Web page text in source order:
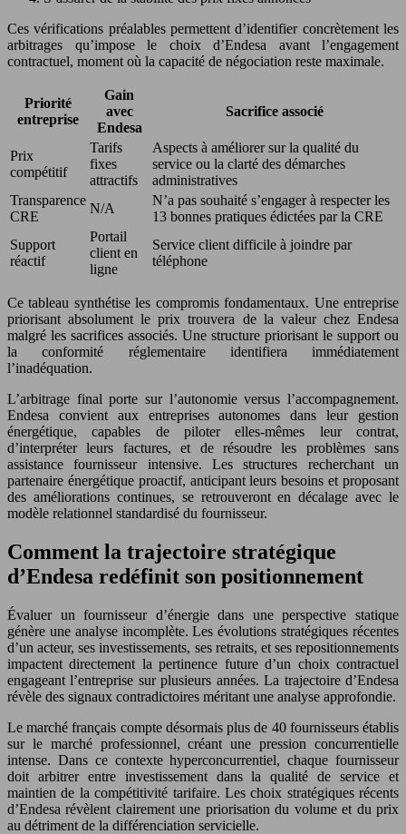
Ces vérifications préalables permettent d’identifier concrètement les
arbitrages qu’impose le choix d’Endesa avant l’engagement
contractuel, moment où la capacité de négociation reste maximale.
Priorité
entreprise
Gain
avec
Endesa
Sacrifice associé
Prix
compétitif
Tarifs
fixes
attractifs
Aspects à améliorer sur la qualité du
service ou la clarté des démarches
administratives
Transparence
CRE
N/A
N’a pas souhaité s’engager à respecter les
13 bonnes pratiques édictées par la CRE
Support
réactif
Portail
client en
ligne
Service client difficile à joindre par
téléphone
Ce tableau synthétise les compromis fondamentaux. Une entreprise
priorisant absolument le prix trouvera de la valeur chez Endesa
malgré les sacrifices associés. Une structure priorisant le support ou
la conformité réglementaire identifiera immédiatement
l’inadéquation.
L’arbitrage final porte sur l’autonomie versus l’accompagnement.
Endesa convient aux entreprises autonomes dans leur gestion
énergétique, capables de piloter elles-mêmes leur contrat,
d’interpréter leurs factures, et de résoudre les problèmes sans
assistance fournisseur intensive. Les structures recherchant un
partenaire énergétique proactif, anticipant leurs besoins et proposant
des améliorations continues, se retrouveront en décalage avec le
modèle relationnel standardisé du fournisseur.
Comment la trajectoire stratégique
d’Endesa redéfinit son positionnement
Évaluer un fournisseur d’énergie dans une perspective statique
génère une analyse incomplète. Les évolutions stratégiques récentes
d’un acteur, ses investissements, ses retraits, et ses repositionnements
impactent directement la pertinence future d’un choix contractuel
engageant l’entreprise sur plusieurs années. La trajectoire d’Endesa
révèle des signaux contradictoires méritant une analyse approfondie.
Le marché français compte désormais plus de 40 fournisseurs établis
sur le marché professionnel, créant une pression concurrentielle
intense. Dans ce contexte hyperconcurrentiel, chaque fournisseur
doit arbitrer entre investissement dans la qualité de service et
maintien de la compétitivité tarifaire. Les choix stratégiques récents
d’Endesa révèlent clairement une priorisation du volume et du prix
au détriment de la différenciation servicielle.